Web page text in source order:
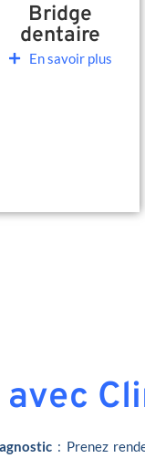
Bridge
dentaire
En savoir plus
: Prenez